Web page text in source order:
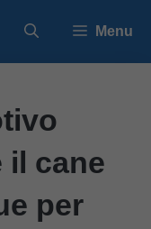
Menu
il cane
per